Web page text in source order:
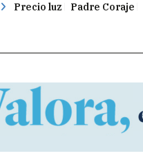
Precio luz Padre Coraje